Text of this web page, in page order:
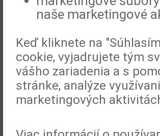
naše marketingové
Keď kliknete na
cookie, vyjadrujete tým
vášho zariadenia a s
stránke, analýze
marketingových